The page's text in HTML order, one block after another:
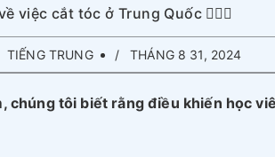
việc cắt tóc ở Trung Quốc 💇🏾‍♀️
TIẾNG TRUNG THÁNG 8 31, 2024
chúng tôi biết rằng điều khiến học